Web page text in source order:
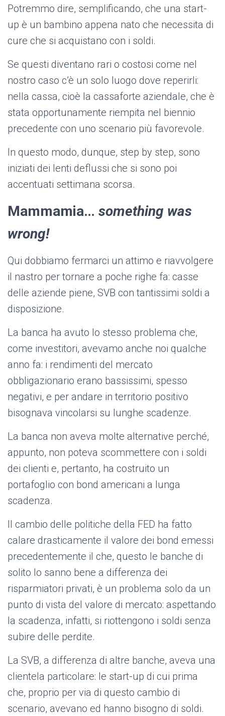
Potremmo dire, semplificando, che una start-
up è un bambino appena nato che necessita di
cure che si acquistano con i soldi.
Se questi diventano rari o costosi come nel
nostro caso c’è un solo luogo dove reperirli:
nella cassa, cioè la cassaforte aziendale, che è
stata opportunamente riempita nel biennio
precedente con uno scenario più favorevole.
In questo modo, dunque, step by step, sono
iniziati dei lenti deflussi che si sono poi
accentuati settimana scorsa.
Mammamia… something was
wrong!
Qui dobbiamo fermarci un attimo e riavvolgere
il nastro per tornare a poche righe fa: casse
delle aziende piene, SVB con tantissimi soldi a
disposizione.
La banca ha avuto lo stesso problema che,
come investitori, avevamo anche noi qualche
anno fa: i rendimenti del mercato
obbligazionario erano bassissimi, spesso
negativi, e per andare in territorio positivo
bisognava vincolarsi su lunghe scadenze.
La banca non aveva molte alternative perché,
appunto, non poteva scommettere con i soldi
dei clienti e, pertanto, ha costruito un
portafoglio con bond americani a lunga
scadenza.
Il cambio delle politiche della FED ha fatto
calare drasticamente il valore dei bond emessi
precedentemente il che, questo le banche di
solito lo sanno bene a differenza dei
risparmiatori privati, è un problema solo da un
punto di vista del valore di mercato: aspettando
la scadenza, infatti, si riottengono i soldi senza
subire delle perdite.
La SVB, a differenza di altre banche, aveva una
clientela particolare: le start-up di cui prima
che, proprio per via di questo cambio di
scenario, avevano ed hanno bisogno di soldi.